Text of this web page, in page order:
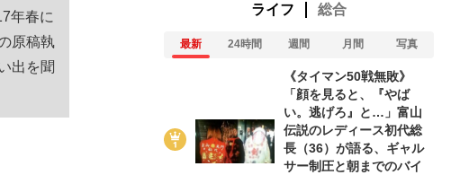
ているのが悲しい」『北の国から』倉本聰氏（91...
年春に
原稿執
出を聞
ライフ 総合
最新 24時間 週間 月間 写真
《タイマン50戦無敗》
「顔を見ると、『やば
い。逃げろ』と…」富山
伝説のレディース初代総
長（36）が語る、ギャル
サー制圧と朝までのバイ